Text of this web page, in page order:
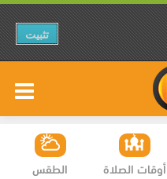
تثبيت
الطقس أوقات الصلاة